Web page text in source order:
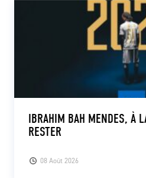
08 Août 2026
IBRAHIM BAH MENDES, À
RESTER